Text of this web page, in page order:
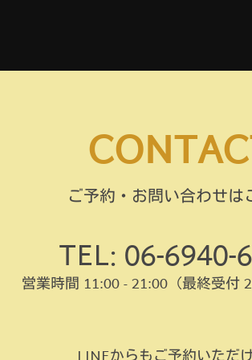
ご予約・お問い合わせは
TEL: 06-6940-
営業時間 11:00 - 21:00 （最終受付